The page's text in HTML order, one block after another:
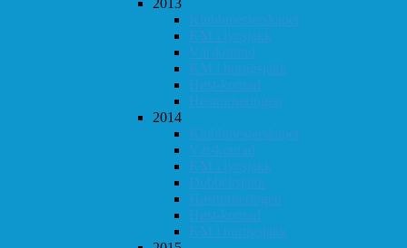
Klubbmesterskapet
KM i lynsjakk
Vår-konrad
KM i hurtigsjakk
Høst-konrad
Høstturneringen
2014
Klubbmesterskapet
Vår-konrad
KM i lynsjakk
Dobbeltsjakk
Høstturneringen
Høst-konrad
KM i hurtigsjakk